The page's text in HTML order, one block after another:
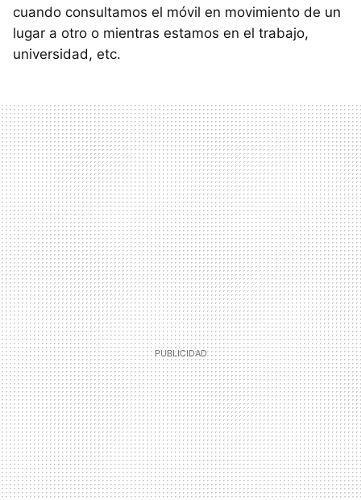
cuando consultamos el móvil en movimiento de un
lugar a otro o mientras estamos en el trabajo,
universidad, etc.